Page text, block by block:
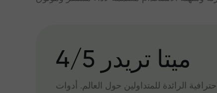
میتا تریدر 4/5
الرائدة للمتداولين حول العالم. أدوات